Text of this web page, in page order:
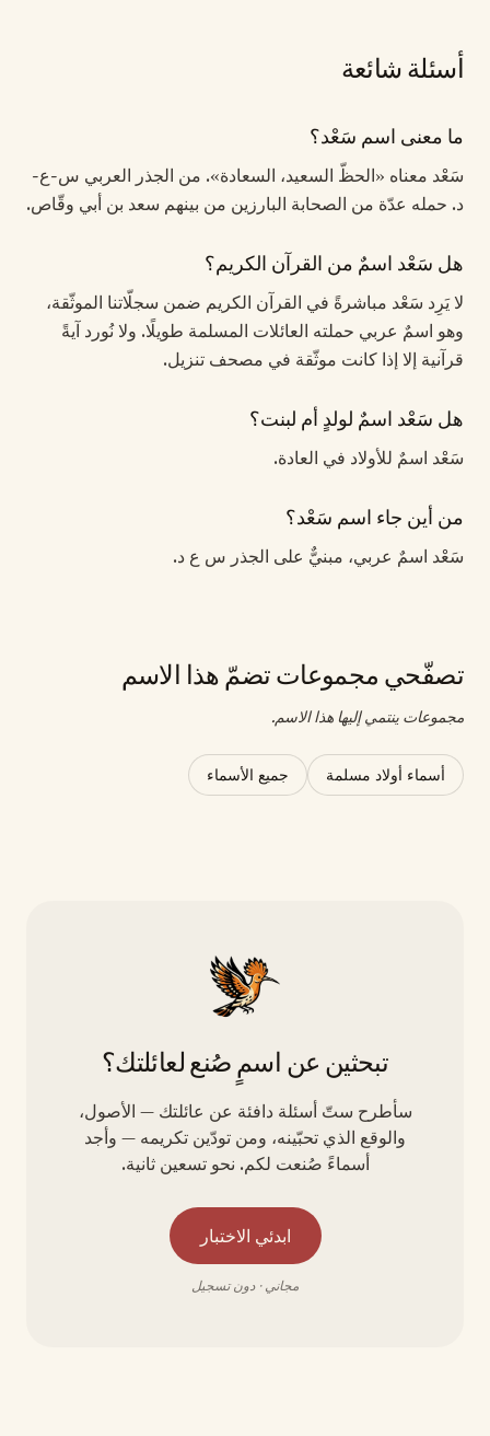
أسئلة شائعة
ما معنى اسم سَعْد؟
سَعْد معناه «الحظّ السعيد، السعادة». من الجذر العربي س-ع-
د. حمله عدّة من الصحابة البارزين من بينهم سعد بن أبي وقّاص.
هل سَعْد اسمٌ من القرآن الكريم؟
لا يَرِد سَعْد مباشرةً في القرآن الكريم ضمن سجلّاتنا الموثّقة،
وهو اسمٌ عربي حملته العائلات المسلمة طويلًا. ولا نُورد آيةً
قرآنية إلا إذا كانت موثّقة في مصحف تنزيل.
هل سَعْد اسمٌ لولدٍ أم لبنت؟
سَعْد اسمٌ للأولاد في العادة.
من أين جاء اسم سَعْد؟
سَعْد اسمٌ عربي، مبنيٌّ على الجذر س ع د.
تصفّحي مجموعات تضمّ هذا الاسم
مجموعات ينتمي إليها هذا الاسم.
أسماء أولاد مسلمة جميع الأسماء
تبحثين عن اسمٍ صُنع لعائلتك؟
سأطرح ستّ أسئلة دافئة عن عائلتك — الأصول،
والوقع الذي تحبّينه، ومن تودّين تكريمه — وأجد
أسماءً صُنعت لكم. نحو تسعين ثانية.
ابدئي الاختبار
مجاني · دون تسجيل